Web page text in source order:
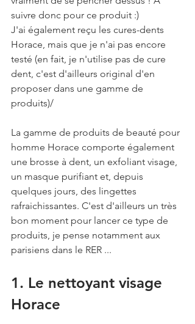
suivre donc pour ce produit :)
J'ai également reçu les cures-dents
Horace, mais que je n'ai pas encore
testé (en fait, je n'utilise pas de cure
dent, c'est d'ailleurs original d'en
proposer dans une gamme de
produits)/
La gamme de produits de beauté pour
homme Horace comporte également
une brosse à dent, un exfoliant visage,
un masque purifiant et, depuis
quelques jours, des lingettes
rafraichissantes. C'est d'ailleurs un très
bon moment pour lancer ce type de
produits, je pense notamment aux
parisiens dans le RER ...
1. Le nettoyant visage
Horace